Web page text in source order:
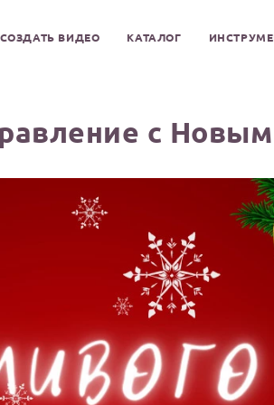
СОЗДАТЬ ВИДЕО КАТАЛОГ
с